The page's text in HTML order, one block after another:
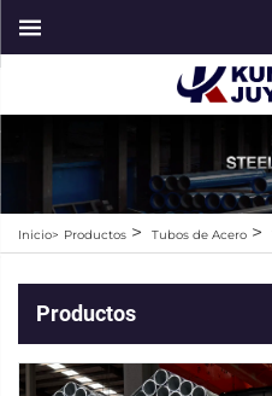
Inicio> Productos > Tubos de Acero >
Productos